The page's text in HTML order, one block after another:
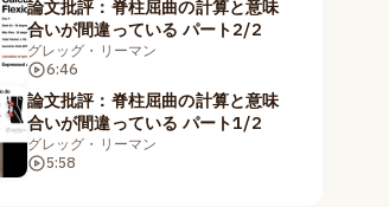
論文批評：脊柱屈曲の計算と意味
合いが間違っている パート2/2
グレッグ・リーマン
6:46
論文批評：脊柱屈曲の計算と意味
合いが間違っている パート1/2
グレッグ・リーマン
5:58